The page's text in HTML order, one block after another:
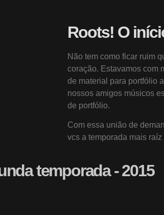
Roots! O
Não tem como ficar ruim
coração. Estavamos com
de material para portfólio
nossos amigos músicos
de portfólio.
Com essa união de
vcs a temporada mais
temporada - 2015